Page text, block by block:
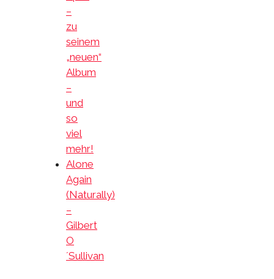
–
zu
seinem
„neuen“
Album
–
und
so
viel
mehr!
Alone
Again
(Naturally)
–
Gilbert
O
´Sullivan